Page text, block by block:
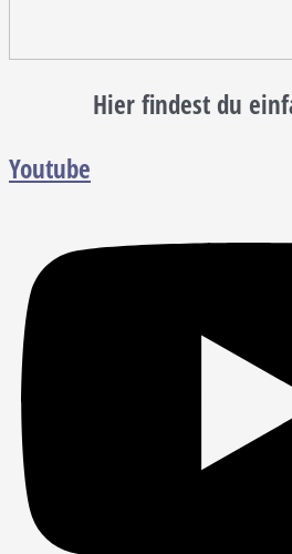
Hier findest du
Youtube